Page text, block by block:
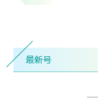
最新号